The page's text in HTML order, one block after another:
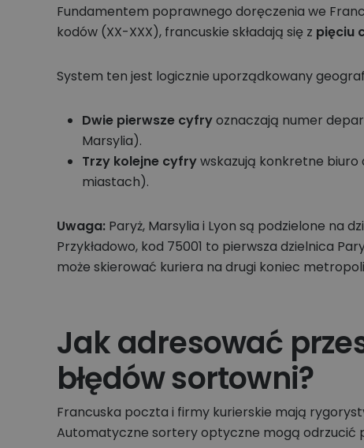
Fundamentem poprawnego doręczenia we
kodów (XX-XXX), francuskie składają się z pięciu
System ten jest logicznie uporządkowany
Dwie pierwsze cyfryoznaczają numer
Marsylia).
Trzy kolejne cyfrywskazują konkretne
miastach).
Uwaga: Paryż, Marsylia i Lyon są podzielone na
Przykładowo, kod 75001 to pierwsza dzielnica
może skierować kuriera na drugi koniec
Jak adresować
błędów sortowni?
Francuska poczta i firmy kurierskie mają
Automatyczne sortery optyczne mogą odrzucić